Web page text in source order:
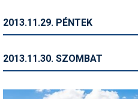
2013.11.29. PÉNTEK
2013.11.30. SZOMBAT